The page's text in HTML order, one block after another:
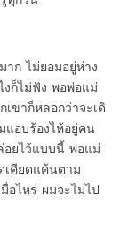
าก ไม่ยอมอยู่ห่าง
งก็ไม่ฟัง พอพ่อแม่
ขาก็หลอกว่าจะเดิ
แอบร้องไห้อยู่คน
อยไว้แบบนี้ พ่อแม่
เคียดแค้นตาม
อไหร่ ผมจะไม่ไป